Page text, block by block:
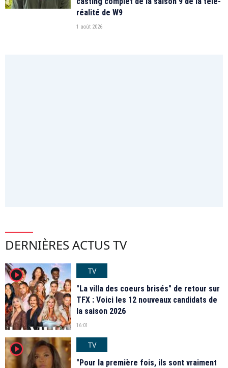
réalité de W9
1 août 2026
DERNIÈRES ACTUS TV
player2
TV
"La villa des coeurs brisés" de retour sur
TFX : Voici les 12 nouveaux candidats de
la saison 2026
16:01
player2
TV
"Pour la première fois, ils sont vraiment